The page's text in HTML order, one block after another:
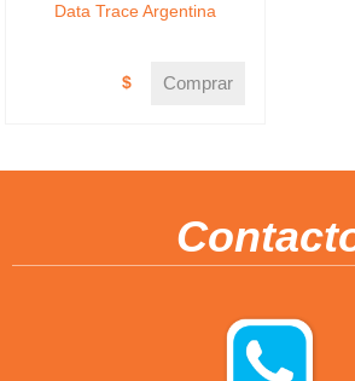
Data Trace Argentina
$ Comprar